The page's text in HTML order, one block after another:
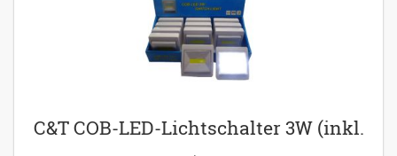
C&T COB-LED-Lichtschalter 3W (inkl.